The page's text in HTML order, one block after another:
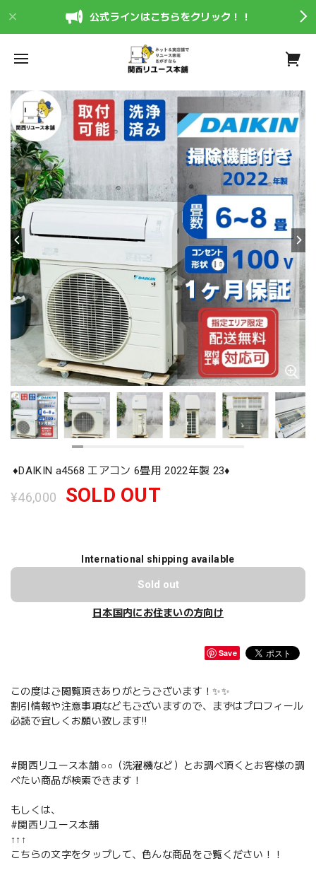
公式ラインはこちらをクリック！！
♦️DAIKIN a4568 エアコン 6畳用 2022年製 23♦️
¥46,000 SOLD OUT
International shipping available
Sold out
日本国内にお住まいの方向け
Save
この度はご閲覧頂きありがとうございます！✨✨
割引情報や注意事項などもございますので、まずはプロフィール
必読で宜しくお願い致します‼️
#関西リユース本舗 ○○（洗濯機など）とお調べ頂くとお客様の調
べたい商品が検索できます！
もしくは、
#関西リユース本舗
↑↑↑
こちらの文字をタップして、色んな商品をご覧ください！！